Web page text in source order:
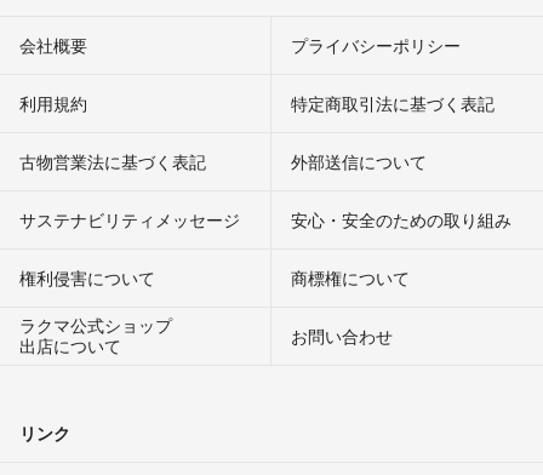
会社概要 プライバシーポリシー
利用規約 特定商取引法に基づく表記
古物営業法に基づく表記 外部送信について
サステナビリティメッセージ 安心・安全のための取り組み
権利侵害について
商標権について
ラクマ公式ショップ
出店について
お問い合わせ
リンク